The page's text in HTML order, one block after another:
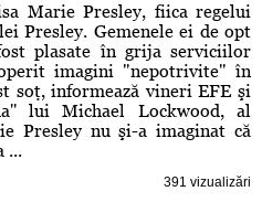
Marie Presley, fiica regelui
Presley. Gemenele ei de opt
plasate în grija serviciilor
imagini "nepotrivite" în
soţ, informează vineri EFE şi
lui Michael Lockwood, al
Presley nu şi-a imaginat că
...
391 vizualizări